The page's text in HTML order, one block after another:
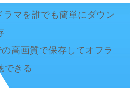
マを誰でも簡単にダウン
高画質で保存してオフラ
できる